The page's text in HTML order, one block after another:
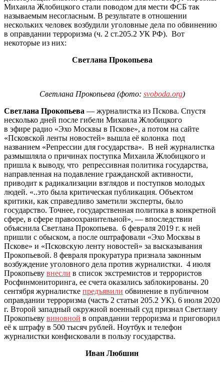
Михаила Жлобицкого стали поводом для мести ФСБ так
называемым несогласным. В результате в отношении
нескольких человек возбудили уголовные дела по обвинению
в оправдании терроризма (ч. 2 ст.205.2 УК РФ). Вот
некоторые из них:
Светлана Прокопьева
Светлана Прокопьева (фото: svoboda.org)
Светлана Прокопьева — журналистка из Пскова. Спустя
несколько дней после гибели Михаила Жлобицкого
в эфире радио «Эхо Москвы в Пскове», а потом на сайте
«Псковской ленты новостей» вышла её колонка под
названием «Репрессии для государства». В ней журналистка
размышляла о причинах поступка Михаила Жлобицкого и
пришла к выводу, что репрессивная политика государства,
направленная на подавление гражданской активности,
приводит к радикализации взглядов и поступков молодых
людей. «..это была критическая публикация. Объектом
критики, как справедливо заметили эксперты, было
государство. Точнее, государственная политика в конкретной
сфере, в сфере правоохранительной», — впоследствии
объяснила Светлана Прокопьева. 6 февраля 2019 г. к ней
пришли с обыском, а после оштрафовали «Эхо Москвы в
Пскове» и «Псковскую ленту новостей» за высказывания
Прокопьевой. 8 февраля прокуратура признала законным
возбуждение уголовного дела против журналистки. 4 июля
Прокопьеву внесли в список экстремистов и террористов
Росфинмониторинга, ее счета оказались заблокированы. 20
сентября журналистке предъявили обвинение в публичном
оправдании терроризма (часть 2 статьи 205.2 УК). 6 июля 2020
г. Второй западный окружной военный суд признал Светлану
Прокопьеву виновной в оправдании терроризма и приговорил
её к штрафу в 500 тысяч рублей. Ноутбук и телефон
журналистки конфисковали в пользу государства.
Иван Любшин